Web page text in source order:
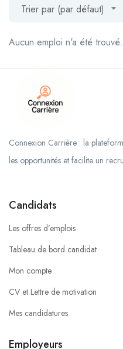
Trier par (par défaut)
Aucun emploi n'a été trouvé.
Connexion Carrière : la
les opportunités et facilite un
Candidats
Les offres d’emplois
Tableau de bord candidat
Mon compte
CV et Lettre de motivation
Mes candidatures
Employeurs